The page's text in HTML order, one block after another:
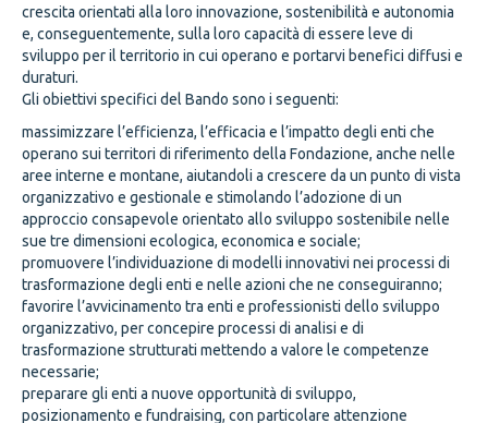
crescita orientati alla loro innovazione, sostenibilità e autonomia
e, conseguentemente, sulla loro capacità di essere leve di
sviluppo per il territorio in cui operano e portarvi benefici diffusi e
duraturi.
Gli obiettivi specifici del Bando sono i seguenti:
massimizzare l’efficienza, l’efficacia e l’impatto degli enti che
operano sui territori di riferimento della Fondazione, anche nelle
aree interne e montane, aiutandoli a crescere da un punto di vista
organizzativo e gestionale e stimolando l’adozione di un
approccio consapevole orientato allo sviluppo sostenibile nelle
sue tre dimensioni ecologica, economica e sociale;
promuovere l’individuazione di modelli innovativi nei processi di
trasformazione degli enti e nelle azioni che ne conseguiranno;
favorire l’avvicinamento tra enti e professionisti dello sviluppo
organizzativo, per concepire processi di analisi e di
trasformazione strutturati mettendo a valore le competenze
necessarie;
preparare gli enti a nuove opportunità di sviluppo,
posizionamento e fundraising, con particolare attenzione